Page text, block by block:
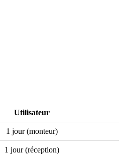
Utilisateur
1 jour (monteur)
1 jour (réception)